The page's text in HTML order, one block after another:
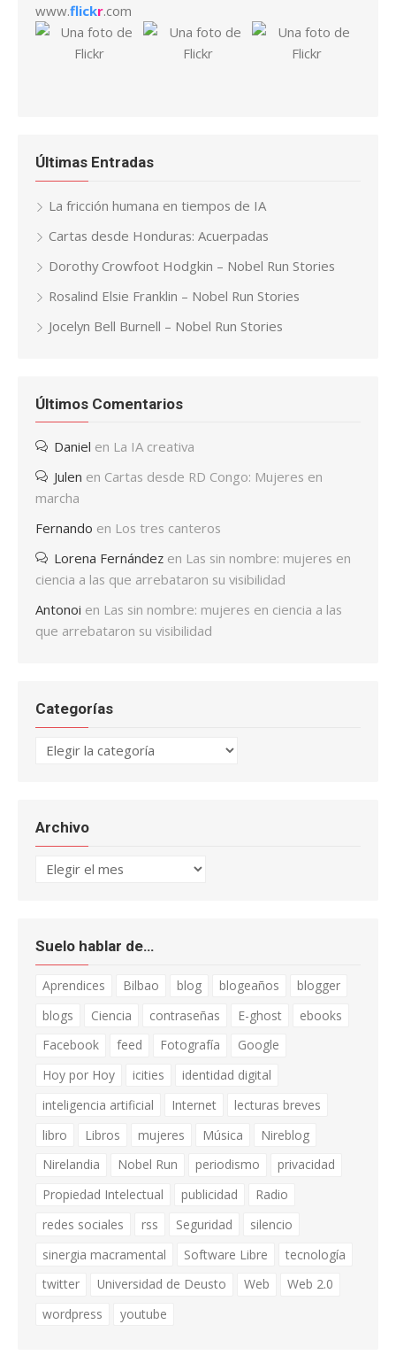
www.flickr.com
Últimas Entradas
La fricción humana en tiempos de IA
Cartas desde Honduras: Acuerpadas
Dorothy Crowfoot Hodgkin – Nobel Run Stories
Rosalind Elsie Franklin – Nobel Run Stories
Jocelyn Bell Burnell – Nobel Run Stories
Últimos Comentarios
Daniel en La IA creativa
Julen en Cartas desde RD Congo: Mujeres en
marcha
Fernando en Los tres canteros
Lorena Fernández en Las sin nombre: mujeres en
ciencia a las que arrebataron su visibilidad
Antonoi en Las sin nombre: mujeres en ciencia a las
que arrebataron su visibilidad
Categorías
Categorías
Archivo
Archivo
Suelo hablar de…
Aprendices Bilbao blog blogeaños
blogger
blogs
Ciencia contraseñas E-ghost
ebooks
Facebook
feed Fotografía
Google
Hoy por Hoy
icities
identidad digital
inteligencia artificial
Internet
lecturas breves
libro
Libros mujeres Música
Nireblog
Nirelandia
Nobel Run periodismo
privacidad
Propiedad Intelectual
publicidad
Radio
redes sociales
rss Seguridad
silencio
sinergia macramental
Software Libre
tecnología
twitter
Universidad de Deusto Web
Web 2.0
wordpress
youtube